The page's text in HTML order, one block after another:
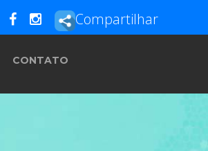
Compartilhar
CONTATO